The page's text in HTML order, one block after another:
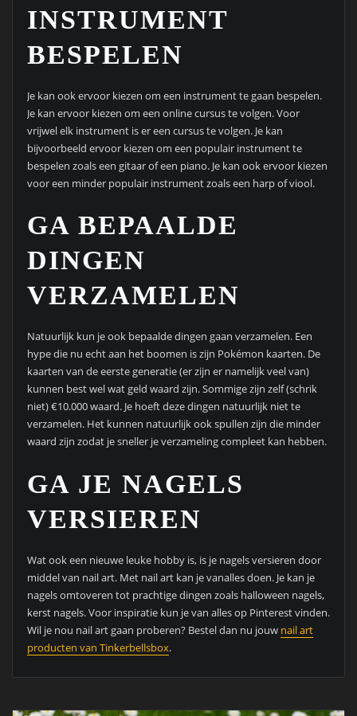
INSTRUMENT
BESPELEN
Je kan ook ervoor kiezen om een instrument te gaan bespelen.
Je kan ervoor kiezen om een online cursus te volgen. Voor
vrijwel elk instrument is er een cursus te volgen. Je kan
bijvoorbeeld ervoor kiezen om een populair instrument te
bespelen zoals een gitaar of een piano. Je kan ook ervoor kiezen
voor een minder populair instrument zoals een harp of viool.
GA BEPAALDE
DINGEN
VERZAMELEN
Natuurlijk kun je ook bepaalde dingen gaan verzamelen. Een
hype die nu echt aan het boomen is zijn Pokémon kaarten. De
kaarten van de eerste generatie (er zijn er namelijk veel van)
kunnen best wel wat geld waard zijn. Sommige zijn zelf (schrik
niet) €10.000 waard. Je hoeft deze dingen natuurlijk niet te
verzamelen. Het kunnen natuurlijk ook spullen zijn die minder
waard zijn zodat je sneller je verzameling compleet kan hebben.
GA JE NAGELS
VERSIEREN
Wat ook een nieuwe leuke hobby is, is je nagels versieren door
middel van nail art. Met nail art kan je vanalles doen. Je kan je
nagels omtoveren tot prachtige dingen zoals halloween nagels,
kerst nagels. Voor inspiratie kun je van alles op Pinterest vinden.
Wil je nou nail art gaan proberen? Bestel dan nu jouw nail art
producten van Tinkerbellsbox.